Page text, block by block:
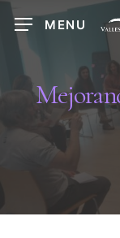
Skip
content
MENU